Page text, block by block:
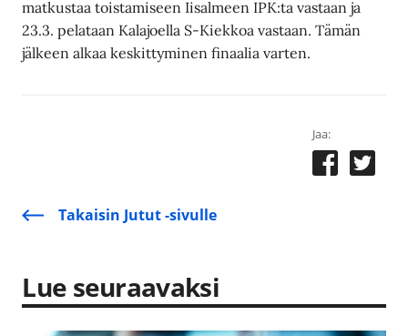
matkustaa toistamiseen Iisalmeen IPK:ta vastaan ja
23.3. pelataan Kalajoella S-Kiekkoa vastaan. Tämän
jälkeen alkaa keskittyminen finaalia varten.
Jaa:
Takaisin Jutut -sivulle
Lue seuraavaksi